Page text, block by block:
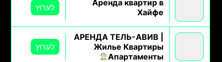
Аренда квартир в
Хайфе
לערוץ
АРЕНДА ТЕЛЬ-АВИВ |
Жилье Квартиры
Апартаменты
לערוץ